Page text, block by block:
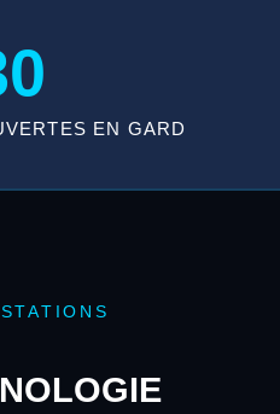
EN GARD